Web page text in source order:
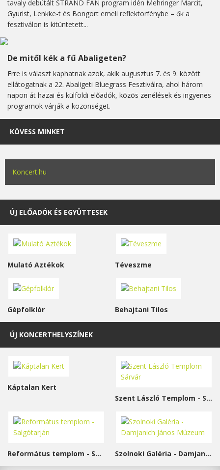
tavaly debütált STRAND FAN program idén Mehringer Marcit,
Gyurist, Lenkke-t és Bongort emeli reflektorfénybe – ők a
fesztiválon is kitüntetett...
De mitől kék a fű Abaligeten?
Erre is választ kaphatnak azok, akik augusztus 7. és 9. között
ellátogatnak a 22. Abaligeti Bluegrass Fesztiválra, ahol három
napon át hazai és külföldi előadók, közös zenélések és ingyenes
programok várják a közönséget.
KÖVESS MINKET
Koncert.hu
ÚJ ELŐADÓK ÉS EGYÜTTESEK
Mulató Aztékok Téveszme
Gépfolklór Behajtani Tilos
ÚJ KONCERTHELYSZÍNEK
Káptalan Kert
Szent László Templom - Sárvár
Református templom - Salgótarján Szolnoki Galéria - Damjanich János Múzeum